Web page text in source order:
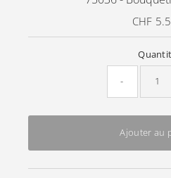
CHF
-
Ajouter au